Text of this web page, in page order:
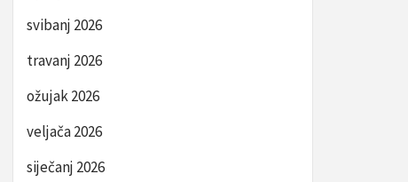
svibanj 2026
travanj 2026
ožujak 2026
veljača 2026
siječanj 2026